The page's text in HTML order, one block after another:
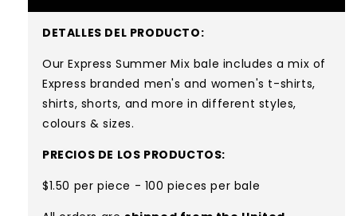
DETALLES DEL PRODUCTO:
Our Express Summer Mix bale includes amix of
Express branded men's and women's t-shirts,
shirts, shorts, and more in different styles,
colours & sizes.
PRECIOS DE LOS PRODUCTOS:
$1.50 per piece - 100 pieces per bale